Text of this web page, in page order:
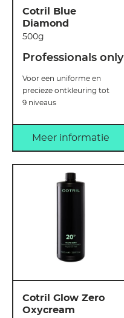
Cotril Blue
Diamond
500g
Professionals only
Voor een uniforme en
precieze ontkleuring tot
9 niveaus
Meer informatie
Cotril Glow Zero
Oxycream